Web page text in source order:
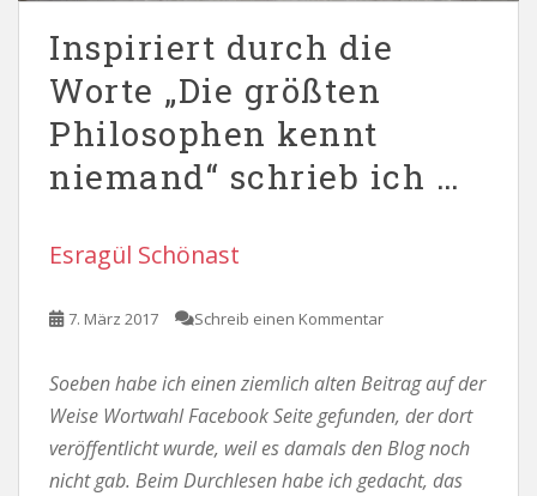
Inspiriert durch die
Worte „Die größten
Philosophen kennt
niemand“ schrieb ich …
Esragül Schönast
7. März 2017 Schreib einen Kommentar
Soeben habe ich einen ziemlich alten Beitrag auf der
Weise Wortwahl Facebook Seite gefunden, der dort
veröffentlicht wurde, weil es damals den Blog noch
nicht gab. Beim Durchlesen habe ich gedacht, das